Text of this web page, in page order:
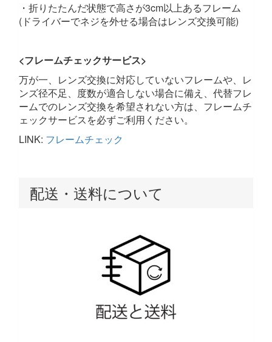
・折りたたんだ状態で高さが3cm以上あるフレーム
(ドライバーでネジを外せる場合はレンズ交換可能)
<フレームチェックサービス>
万が一、レンズ交換に対応していないフレームや、レ
ンズ径不足、度数が適合しない場合に備え、代替フレ
ームでのレンズ交換を希望されない方は、フレームチ
ェックサービスを必ずご利用ください。
LINK: フレームチェック
配送・送料について